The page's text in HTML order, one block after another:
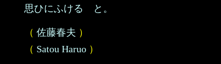
思ひにふける と。
（ 佐藤春夫 ）
（ Satou Haruo ）